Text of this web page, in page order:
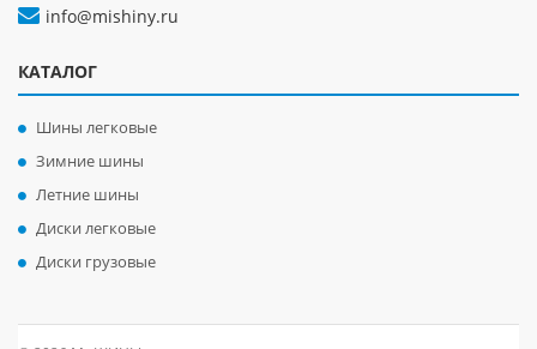
info@mishiny.ru
КАТАЛОГ
Шины легковые
Зимние шины
Летние шины
Диски легковые
Диски грузовые